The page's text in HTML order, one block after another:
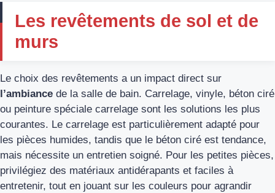
Les revêtements de sol et de
murs
Le choix des revêtements a un impact direct sur
l’ambiance de la salle de bain. Carrelage, vinyle, béton ciré
ou peinture spéciale carrelage sont les solutions les plus
courantes. Le carrelage est particulièrement adapté pour
les pièces humides, tandis que le béton ciré est tendance,
mais nécessite un entretien soigné. Pour les petites pièces,
privilégiez des matériaux antidérapants et faciles à
entretenir, tout en jouant sur les couleurs pour agrandir